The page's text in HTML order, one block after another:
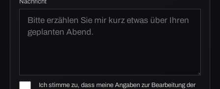
Ich stimme zu, dass meine Angaben zur Bearbeitung der